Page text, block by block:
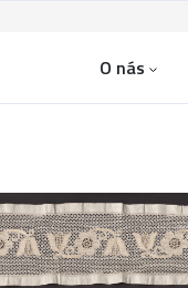
O nás